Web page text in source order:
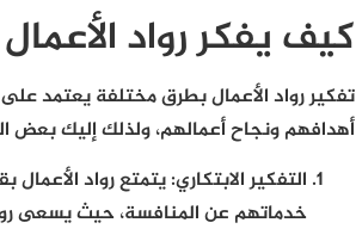
كيف يفكر رواد
تفكير رواد الأعمال بطرق مختلفة يعتمد
أهدافهم ونجاح أعمالهم، ولذلك إليك بعض
التفكير الابتكاري:يتمتع رواد الأعمال
خدماتهم عن المنافسة، حيث يسعى